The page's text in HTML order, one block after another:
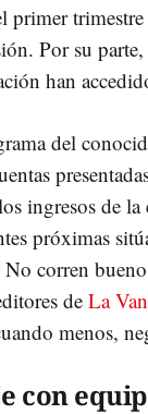
primer
Por su
han
del
ingresos de
próximas
corren
deLa
menos,
con